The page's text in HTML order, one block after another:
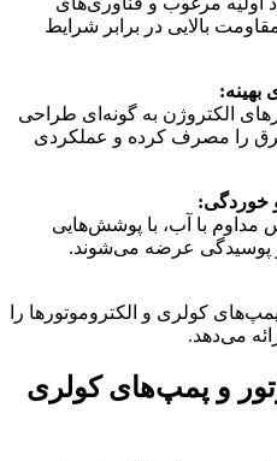
بالایی در برابر شرایط
بهینه:
الکتروژن به گونه‌ای طراحی
را مصرف کرده و عملکردی
خوردگی:
مداوم با آب، با پوشش‌هایی
پوسیدگی عرضه می‌شوند.
کولری و الکتروموتورها را
می‌دهد.
و پمپ‌های کولری